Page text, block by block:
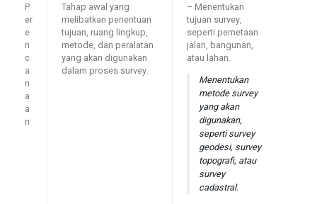
P
er
e
n
c
a
n
a
a
n
Tahap awal yang
melibatkan penentuan
tujuan, ruang lingkup,
metode, dan peralatan
yang akan digunakan
dalam proses survey.
– Menentukan
tujuan survey,
seperti pemetaan
jalan, bangunan,
atau lahan.
Menentukan
metode survey
yang akan
digunakan,
seperti survey
geodesi, survey
topografi, atau
survey
cadastral.